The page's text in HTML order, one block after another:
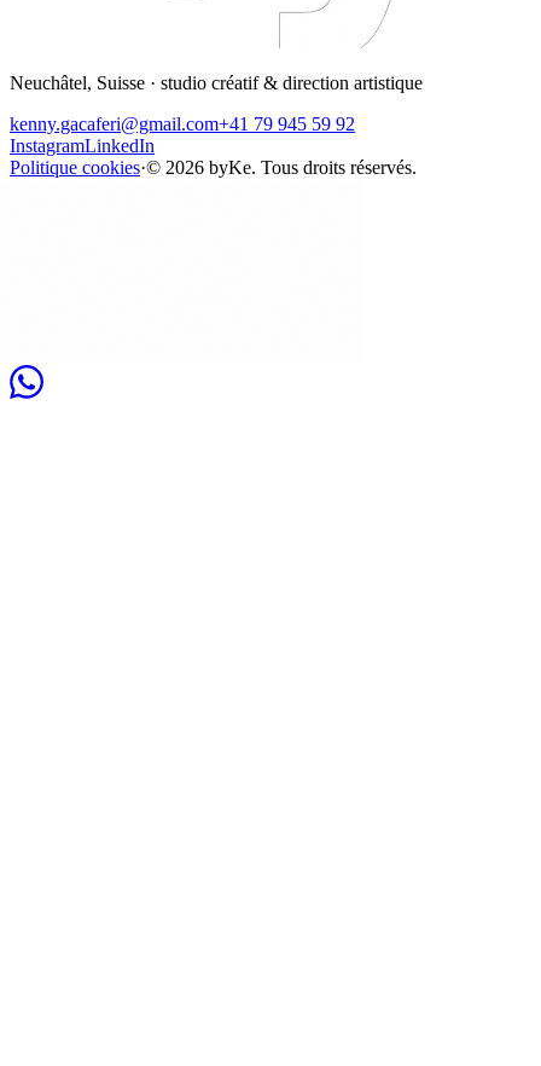
Neuchâtel, Suisse · studio créatif & direction artistique
kenny.gacaferi@gmail.com+41 79 945 59 92
InstagramLinkedIn
Politique cookies·© 2026 byKe. Tous droits réservés.